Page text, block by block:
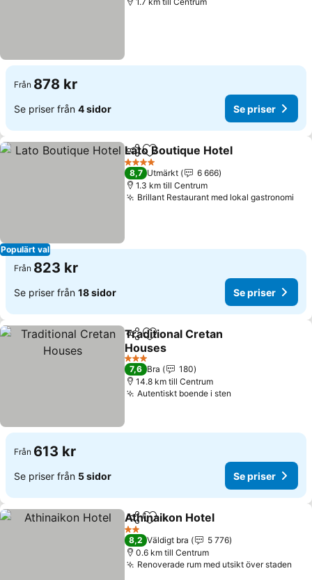
Från 878 kr
Se priser från 4 sidor Se priser
Populärt val
Dela Lägg till i Mina Favoriter
Lato Boutique Hotel
4 Stjärnor
8,7 Utmärkt
6 666
1.3 km till Centrum
Brillant Restaurant med lokal gastronomi
Från 823 kr
Se priser från 18 sidor Se priser
Dela Lägg till i Mina Favoriter
Traditional Cretan
Houses
3 Stjärnor
7,6 Bra
180
14.8 km till Centrum
Autentiskt boende i sten
Från 613 kr
Se priser från 5 sidor Se priser
Dela Lägg till i Mina Favoriter
Athinaikon Hotel
2 Stjärnor
8,2 Väldigt bra
5 776
0.6 km till Centrum
Renoverade rum med utsikt över staden